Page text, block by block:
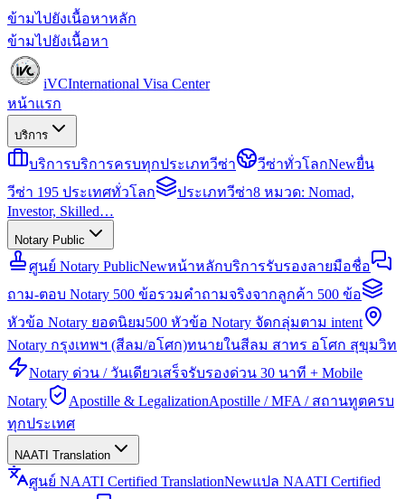
ข้ามไปยังเนื้อหาหลัก
ข้ามไปยังเนื้อหา
iVCInternational Visa Center
หน้าแรก
บริการ
บริการบริการครบทุกประเภทวีซ่า วีซ่าทั่วโลกNewยื่น
วีซ่า 195 ประเทศทั่วโลก
ประเภทวีซ่า8 หมวด: Nomad,
Investor, Skilled…
Notary Public
ศูนย์ Notary PublicNewหน้าหลักบริการรับรองลายมือชื่อ
ถาม-ตอบ Notary 500 ข้อรวมคำถามจริงจากลูกค้า 500 ข้อ
หัวข้อ Notary ยอดนิยม500 หัวข้อ Notary จัดกลุ่มตาม intent
Notary กรุงเทพฯ (สีลม/อโศก)ทนายในสีลม สาทร อโศก สุขุมวิท
Notary ด่วน / วันเดียวเสร็จรับรองด่วน 30 นาที + Mobile
Notary
Apostille & LegalizationApostille / MFA / สถานทูตครบ
ทุกประเทศ
NAATI Translation
ศูนย์ NAATI Certified TranslationNewแปล NAATI Certified